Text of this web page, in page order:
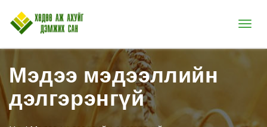
Цэс
Мэдээ мэдээллийн
дэлгэрэнгүй